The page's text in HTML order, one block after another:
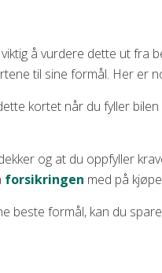
å vurdere dette ut fra
til sine formål. Her er
kortet når du fyller
og at du oppfyller
forsikringen med på
beste formål, kan du